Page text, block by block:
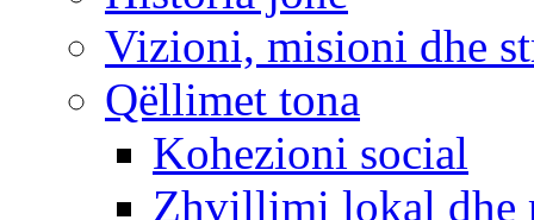
Vizioni, misioni dhe
Qëllimet tona
Kohezioni social
Zhvillimi lokal dhe